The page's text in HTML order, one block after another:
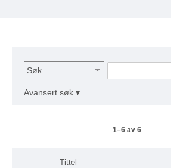
Søk
Avansert søk ▾
1–6 av 6
Tittel